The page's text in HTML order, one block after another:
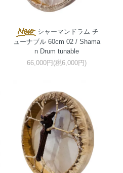
シャーマンドラム チ
ューナブル 60cm 02 / Shama
n Drum tunable
66,000円(税6,000円)